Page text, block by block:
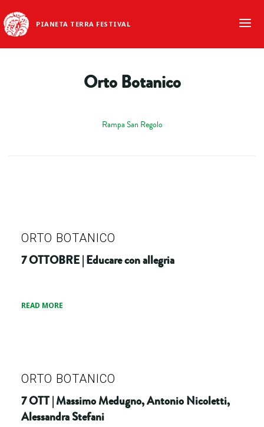
PIANETA TERRA FESTIVAL
Orto Botanico
Rampa San Regolo
ORTO BOTANICO
7 OTTOBRE | Educare con allegria
READ MORE
ORTO BOTANICO
7 OTT | Massimo Medugno, Antonio Nicoletti,
Alessandra Stefani